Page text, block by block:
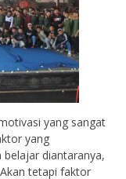
yang sangat
yang
diantaranya,
tetapi faktor